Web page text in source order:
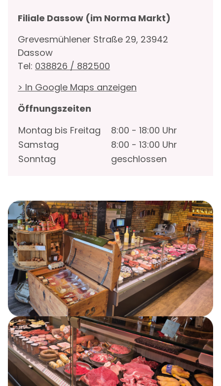
Filiale Dassow (im Norma Markt)
Grevesmühlener Straße 29, 23942
Dassow
Tel: 038826 / 882500
> In Google Maps anzeigen
Öffnungszeiten
Montag bis Freitag
8:00 - 18:00 Uhr
Samstag
8:00 - 13:00 Uhr
Sonntag
geschlossen